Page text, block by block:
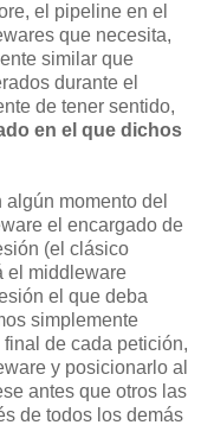
el pipeline en el
que necesita,
similar que
durante el
de tener sentido,
en el que dichos
momento del
el encargado de
(el clásico
el middleware
el que deba
simplemente
de cada petición,
y posicionarlo al
antes que otros las
de todos los demás